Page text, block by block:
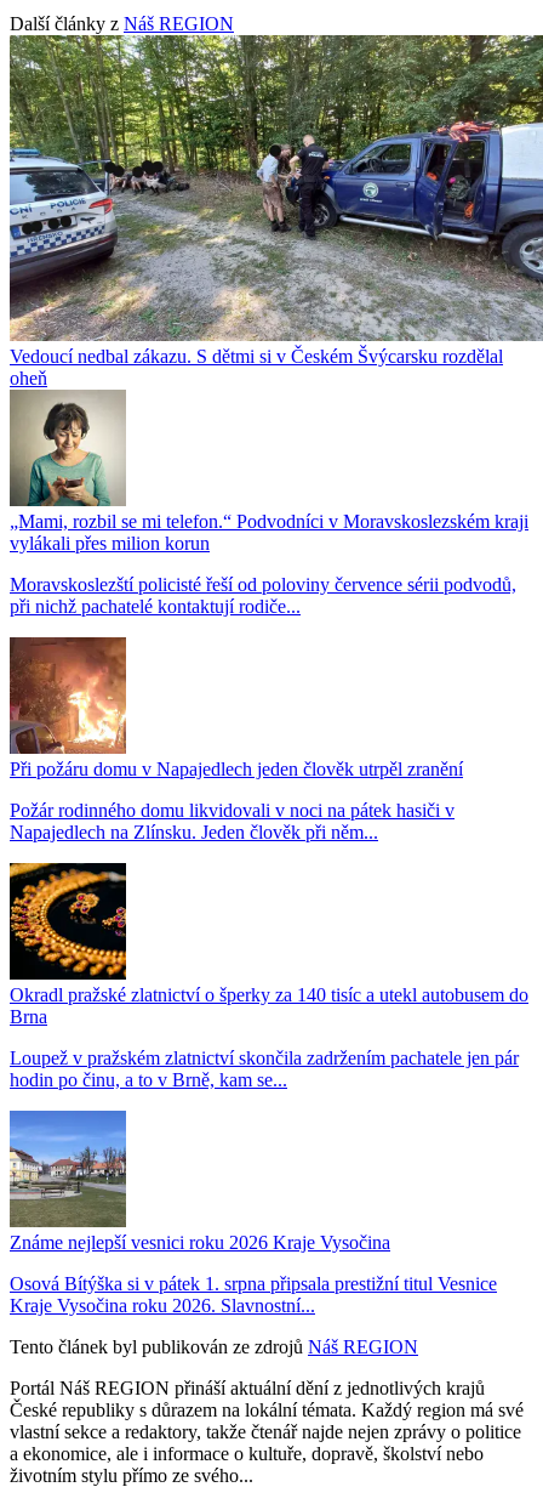
Další články z Náš REGION
Vedoucí nedbal zákazu. S dětmi si v Českém Švýcarsku rozdělal
oheň
„Mami, rozbil se mi telefon.“ Podvodníci v Moravskoslezském kraji
vylákali přes milion korun
Moravskoslezští policisté řeší od poloviny července sérii podvodů,
při nichž pachatelé kontaktují rodiče...
Při požáru domu v Napajedlech jeden člověk utrpěl zranění
Požár rodinného domu likvidovali v noci na pátek hasiči v
Napajedlech na Zlínsku. Jeden člověk při něm...
Okradl pražské zlatnictví o šperky za 140 tisíc a utekl autobusem do
Brna
Loupež v pražském zlatnictví skončila zadržením pachatele jen pár
hodin po činu, a to v Brně, kam se...
Známe nejlepší vesnici roku 2026 Kraje Vysočina
Osová Bítýška si v pátek 1. srpna připsala prestižní titul Vesnice
Kraje Vysočina roku 2026. Slavnostní...
Tento článek byl publikován ze zdrojů Náš REGION
Portál Náš REGION přináší aktuální dění z jednotlivých krajů
České republiky s důrazem na lokální témata. Každý region má své
vlastní sekce a redaktory, takže čtenář najde nejen zprávy o politice
a ekonomice, ale i informace o kultuře, dopravě, školství nebo
životním stylu přímo ze svého...